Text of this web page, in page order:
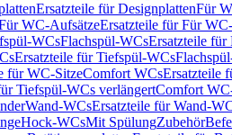
Ersatzteile für DesignplattenFür
WC-AufsätzeErsatzteile für Für
WCsFlachspül-WCsErsatzteile für
Ersatzteile für Tiefspül-WCs
für WC-SitzeComfort WCsErsatzteile
Tiefspül-WCs verlängertComfort
Wand-WCsErsatzteile für Wand-
Hock-WCsMit SpülungZubehör